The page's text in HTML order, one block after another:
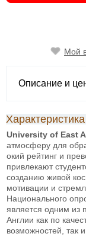
Мой
Описание и
University of East
атмосферу для
окий рейтинг и
привлекают
созданию живой
мотивации и
Национального
является одним из
Англии как по
возможностей, так